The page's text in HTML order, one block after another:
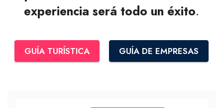
experiencia será todo un éxito.
GUÍA TURÍSTICA GUÍA DE EMPRESAS